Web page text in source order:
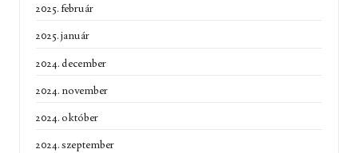
2025. február
2025. január
2024. december
2024. november
2024. október
2024. szeptember